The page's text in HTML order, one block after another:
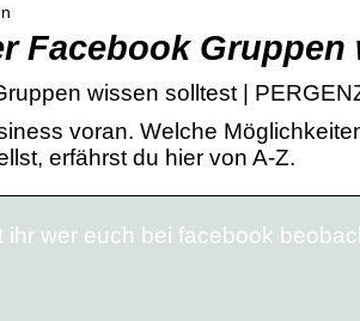
Facebook
wissen solltest |
voran. Welche
erfährst du hier von A-Z.
wer euch bei facebook